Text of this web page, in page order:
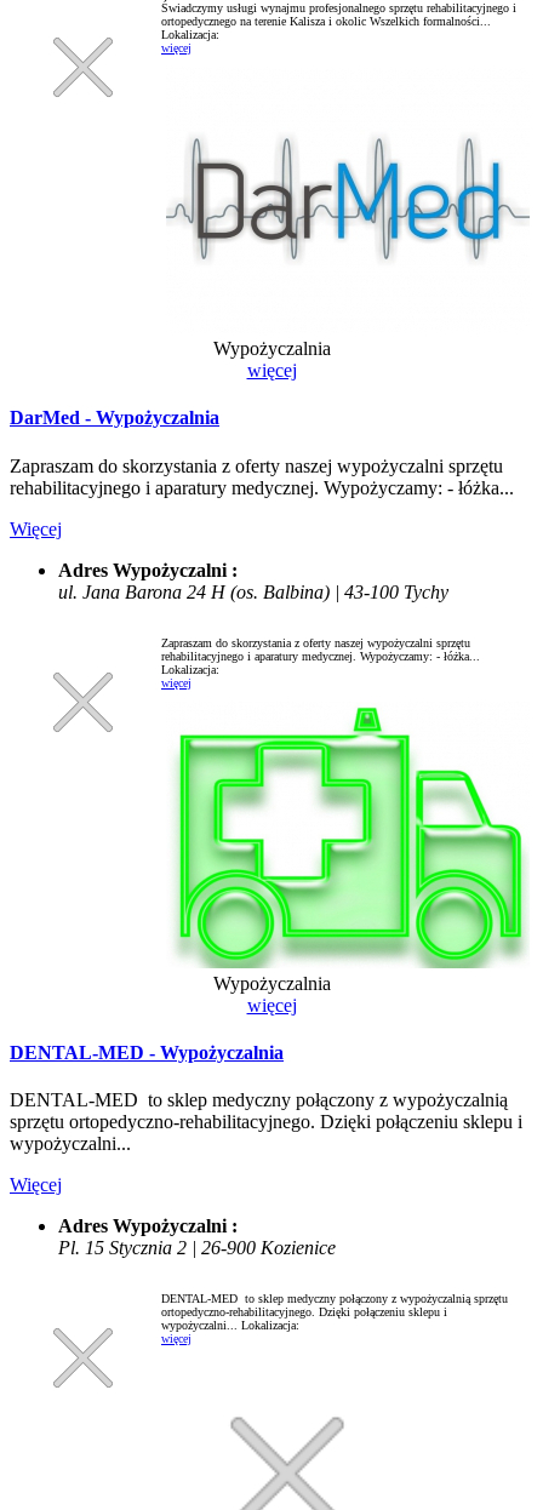
Świadczymy usługi wynajmu profesjonalnego sprzętu rehabilitacyjnego i
ortopedycznego na terenie Kalisza i okolic Wszelkich formalności...
Lokalizacja:
więcej
Wypożyczalnia
więcej
DarMed - Wypożyczalnia
Zapraszam do skorzystania z oferty naszej wypożyczalni sprzętu
rehabilitacyjnego i aparatury medycznej. Wypożyczamy: - łóżka...
Więcej
Adres Wypożyczalni :
ul. Jana Barona 24 H (os. Balbina) | 43-100 Tychy
Zapraszam do skorzystania z oferty naszej wypożyczalni sprzętu
rehabilitacyjnego i aparatury medycznej. Wypożyczamy: - łóżka...
Lokalizacja:
więcej
Wypożyczalnia
więcej
DENTAL-MED - Wypożyczalnia
DENTAL-MED to sklep medyczny połączony z wypożyczalnią
sprzętu ortopedyczno-rehabilitacyjnego. Dzięki połączeniu sklepu i
wypożyczalni...
Więcej
Adres Wypożyczalni :
Pl. 15 Stycznia 2 | 26-900 Kozienice
DENTAL-MED to sklep medyczny połączony z wypożyczalnią sprzętu
ortopedyczno-rehabilitacyjnego. Dzięki połączeniu sklepu i
wypożyczalni... Lokalizacja:
więcej